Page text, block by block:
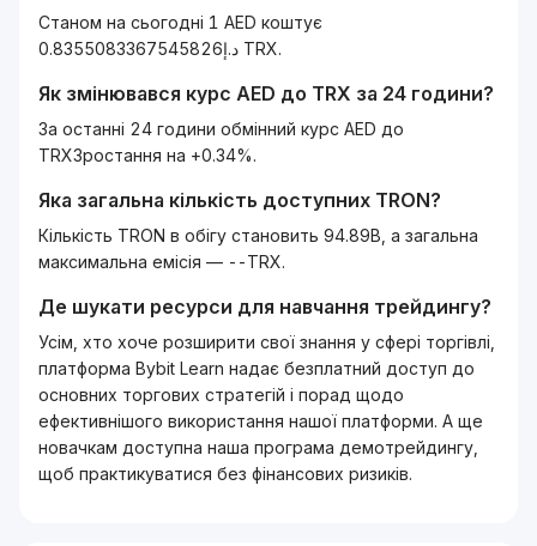
Станом на сьогодні 1 AED коштує
د.إ0.8355083367545826 TRX.
Як змінювався курс AED до TRX за 24 години?
За останні 24 години обмінний курс AED до
TRXЗростання на +0.34%.
Яка загальна кількість доступних TRON?
Кількість TRON в обігу становить 94.89B, а загальна
максимальна емісія — --TRX.
Де шукати ресурси для навчання трейдингу?
Усім, хто хоче розширити свої знання у сфері торгівлі,
платформа Bybit Learn надає безплатний доступ до
основних торгових стратегій і порад щодо
ефективнішого використання нашої платформи. А ще
новачкам доступна наша програма демотрейдингу,
щоб практикуватися без фінансових ризиків.